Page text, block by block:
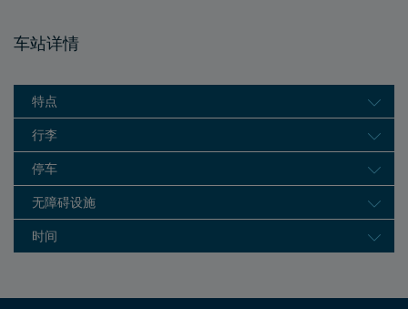
车站详情
特点
行李
停车
无障碍设施
时间